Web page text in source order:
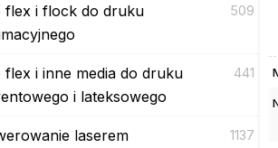
flex i flock do druku
509
flex i inne media do druku
i lateksowego
441
laserem 1137